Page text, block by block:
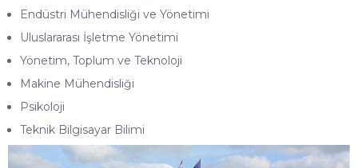
Endüstri Mühendisliği ve Yönetimi
Uluslararası İşletme Yönetimi
Yönetim, Toplum ve Teknoloji
Makine Mühendisliği
Psikoloji
Teknik Bilgisayar Bilimi